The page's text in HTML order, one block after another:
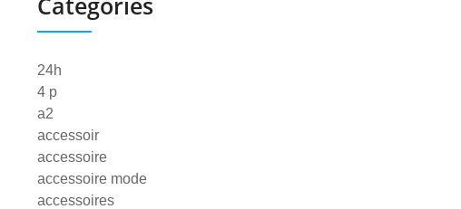
24h
4 p
a2
accessoir
accessoire
accessoire mode
accessoires